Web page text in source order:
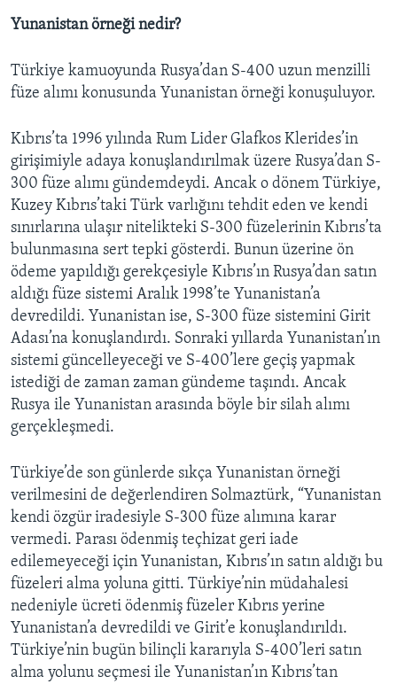
Yunanistan örneği nedir?
Türkiye kamuoyunda Rusya’dan S-400 uzun menzilli
füze alımı konusunda Yunanistan örneği konuşuluyor.
Kıbrıs’ta 1996 yılında Rum Lider Glafkos Klerides’in
girişimiyle adaya konuşlandırılmak üzere Rusya’dan S-
300 füze alımı gündemdeydi. Ancak o dönem Türkiye,
Kuzey Kıbrıs’taki Türk varlığını tehdit eden ve kendi
sınırlarına ulaşır nitelikteki S-300 füzelerinin Kıbrıs’ta
bulunmasına sert tepki gösterdi. Bunun üzerine ön
ödeme yapıldığı gerekçesiyle Kıbrıs’ın Rusya’dan satın
aldığı füze sistemi Aralık 1998’te Yunanistan’a
devredildi. Yunanistan ise, S-300 füze sistemini Girit
Adası’na konuşlandırdı. Sonraki yıllarda Yunanistan’ın
sistemi güncelleyeceği ve S-400’lere geçiş yapmak
istediği de zaman zaman gündeme taşındı. Ancak
Rusya ile Yunanistan arasında böyle bir silah alımı
gerçekleşmedi.
Türkiye’de son günlerde sıkça Yunanistan örneği
verilmesini de değerlendiren Solmaztürk, “Yunanistan
kendi özgür iradesiyle S-300 füze alımına karar
vermedi. Parası ödenmiş teçhizat geri iade
edilemeyeceği için Yunanistan, Kıbrıs’ın satın aldığı bu
füzeleri alma yoluna gitti. Türkiye’nin müdahalesi
nedeniyle ücreti ödenmiş füzeler Kıbrıs yerine
Yunanistan’a devredildi ve Girit’e konuşlandırıldı.
Türkiye’nin bugün bilinçli kararıyla S-400’leri satın
alma yolunu seçmesi ile Yunanistan’ın Kıbrıs’tan